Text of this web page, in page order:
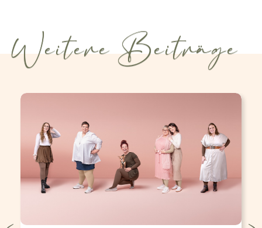
Weitere Beiträge